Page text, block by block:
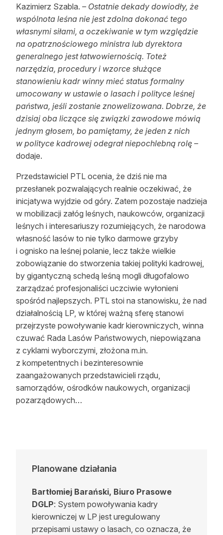
Kazimierz Szabla. – Ostatnie dekady dowiodły, że
wspólnota leśna nie jest zdolna dokonać tego
własnymi siłami, a oczekiwanie w tym względzie
na opatrznościowego ministra lub dyrektora
generalnego jest łatwowiernością. Toteż
narzędzia, procedury i wzorce służące
stanowieniu kadr winny mieć status formalny
umocowany w ustawie o lasach i polityce leśnej
państwa, jeśli zostanie znowelizowana. Dobrze, że
dzisiaj oba liczące się związki zawodowe mówią
jednym głosem, bo pamiętamy, że jeden z nich
w polityce kadrowej odegrał niepochlebną rolę –
dodaje.
Przedstawiciel PTL ocenia, że dziś nie ma
przesłanek pozwalających realnie oczekiwać, że
inicjatywa wyjdzie od góry. Zatem pozostaje nadzieja
w mobilizacji załóg leśnych, naukowców, organizacji
leśnych i interesariuszy rozumiejących, że narodowa
własność lasów to nie tylko darmowe grzyby
i ognisko na leśnej polanie, lecz także wielkie
zobowiązanie do stworzenia takiej polityki kadrowej,
by gigantyczną schedą leśną mogli długofalowo
zarządzać profesjonaliści uczciwie wyłonieni
spośród najlepszych. PTL stoi na stanowisku, że nad
działalnością LP, w której ważną sferę stanowi
przejrzyste powoływanie kadr kierowniczych, winna
czuwać Rada Lasów Państwowych, niepowiązana
z cyklami wyborczymi, złożona m.in.
z kompetentnych i bezinteresownie
zaangażowanych przedstawicieli rządu,
samorządów, ośrodków naukowych, organizacji
pozarządowych…
Planowane działania
Bartłomiej Barański, Biuro Prasowe
DGLP: System powoływania kadry
kierowniczej w LP jest uregulowany
przepisami ustawy o lasach, co oznacza, że